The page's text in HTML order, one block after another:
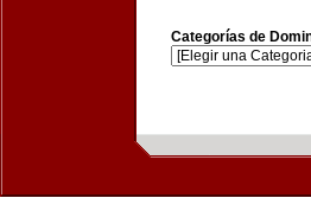
Categorías de